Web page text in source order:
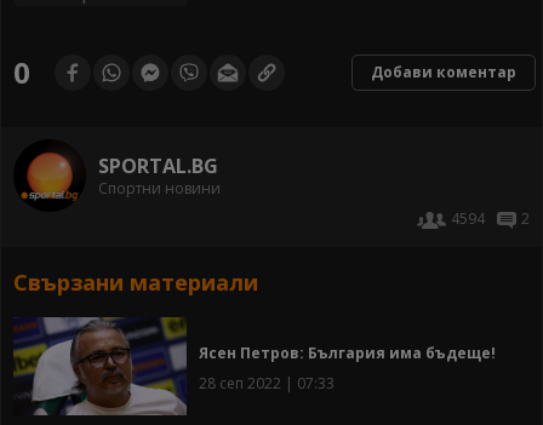
0 Добави коментар
SPORTAL.BG
Спортни новини
4594
2
Свързани материали
Ясен Петров: България има бъдеще!
28 сеп 2022 | 07:33